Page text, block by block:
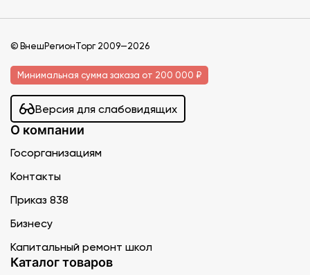
© ВнешРегионТорг 2009—2026
Минимальная сумма заказа от 200 000 ₽
Версия для слабовидящих
О компании
Госорганизациям
Контакты
Приказ 838
Бизнесу
Капитальный ремонт школ
Каталог товаров